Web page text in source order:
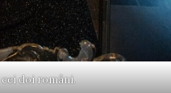
doi români.